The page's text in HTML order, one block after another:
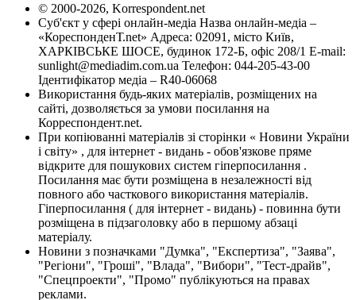
© 2000-2026, Korrespondent.net
Суб'єкт у сфері онлайн-медіа Назва онлайн-медіа –
«КореспонденТ.net» Адреса: 02091, місто Київ,
ХАРКІВСЬКЕ ШОСЕ, будинок 172-Б, офіс 208/1 E-mail:
sunlight@mediadim.com.ua Телефон: 044-205-43-00
Ідентифікатор медіа – R40-06068
Використання будь-яких матеріалів, розміщених на
сайті, дозволяється за умови посилання на
Корреспондент.net.
При копіюванні матеріалів зі сторінки « Новини України
і світу» , для інтернет - видань - обов'язкове пряме
відкрите для пошукових систем гіперпосилання .
Посилання має бути розміщена в незалежності від
повного або часткового використання матеріалів.
Гіперпосилання ( для інтернет - видань) - повинна бути
розміщена в підзаголовку або в першому абзаці
матеріалу.
Новини з позначками "Думка", "Експертиза", "Заява",
"Регіони", "Гроші", "Влада", "Вибори", "Тест-драйв",
"Спецпроекти", "Промо" публікуються на правах
реклами.